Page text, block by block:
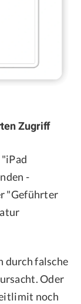
Zugriff
-
"Geführter
durch falsche
Oder
noch